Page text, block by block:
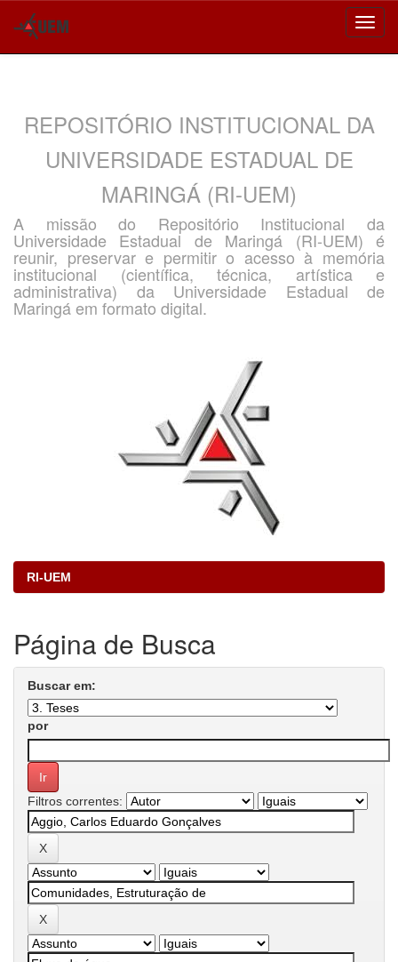
REPOSITÓRIO INSTITUCIONAL DA
UNIVERSIDADE ESTADUAL DE
MARINGÁ (RI-UEM)
A missão do Repositório Institucional da
Universidade Estadual de Maringá (RI-UEM) é
reunir, preservar e permitir o acesso à memória
institucional (científica, técnica, artística e
administrativa) da Universidade Estadual de
Maringá em formato digital.
RI-UEM
Página de Busca
Buscar em:
por
Filtros correntes: